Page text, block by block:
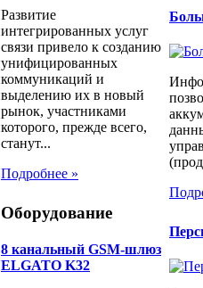
Развитие
интегрированных услуг
связи привело к созданию
унифицированных
коммуникаций и
выделению их в новый
рынок, участниками
которого, прежде всего,
станут...
Подробнее »
Оборудование
8 канальный GSM-шлюз
ELGATO K32